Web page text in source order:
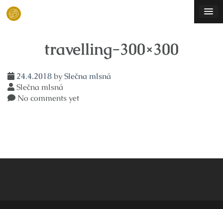
Skip
travelling-300×300
24.4.2018bySlečna mlsná
Slečna mlsná
No comments yet